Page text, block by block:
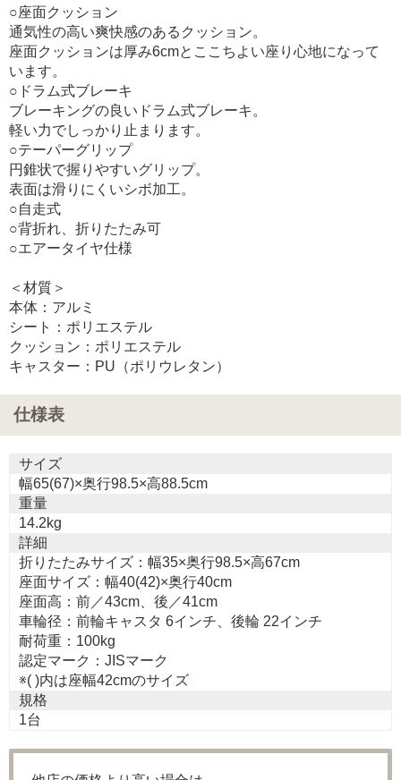
○座面クッション
通気性の高い爽快感のあるクッション。
座面クッションは厚み6cmとここちよい座り心地になって
います。
○ドラム式ブレーキ
ブレーキングの良いドラム式ブレーキ。
軽い力でしっかり止まります。
○テーパーグリップ
円錐状で握りやすいグリップ。
表面は滑りにくいシボ加工。
○自走式
○背折れ、折りたたみ可
○エアータイヤ仕様
＜材質＞
本体：アルミ
シート：ポリエステル
クッション：ポリエステル
キャスター：PU（ポリウレタン）
仕様表
サイズ
幅65(67)×奥行98.5×高88.5cm
重量
14.2kg
詳細
折りたたみサイズ：幅35×奥行98.5×高67cm
座面サイズ：幅40(42)×奥行40cm
座面高：前／43cm、後／41cm
車輪径：前輪キャスタ 6インチ、後輪 22インチ
耐荷重：100kg
認定マーク：JISマーク
※( )内は座幅42cmのサイズ
規格
1台